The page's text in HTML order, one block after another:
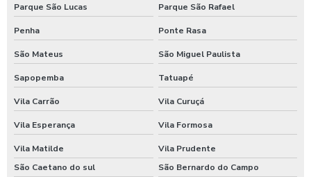
Fornecimento de alimentação para empresas
Fornecimento de alimentos preparados preponderantemente
para empresas
Fornecimento de comida para empresas
Fornecimento de refeição pelo empregador
Fornecimento de refeições coletivas
Parque São Lucas Parque São Rafael
Penha Ponte Rasa
São Mateus São Miguel Paulista
Sapopemba Tatuapé
Vila Carrão Vila Curuçá
Vila Esperança Vila Formosa
Vila Matilde
Vila Prudente
São Caetano do sul
São Bernardo do Campo